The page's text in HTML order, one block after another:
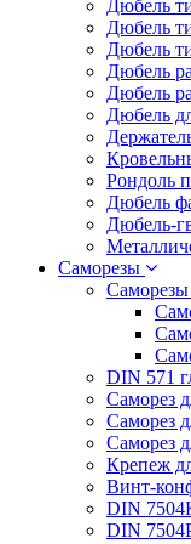
Дюбель
Дюбель
Дюбель
Дюбель
Дюбель
Дюбель
Рондоль
Дюбель
Дюбель-
Саморезы
Саморезы
DIN 571
Саморез
Саморез
Саморез
Крепеж
Винт-
DIN
DIN